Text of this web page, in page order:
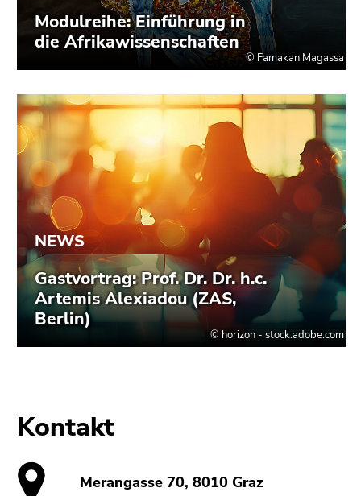
Kontakt
Merangasse 70, 8010 Graz